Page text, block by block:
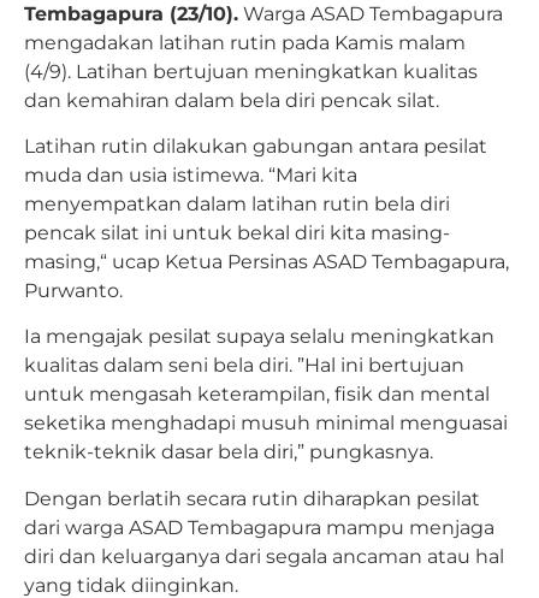
Tembagapura (23/10). Warga ASAD Tembagapura
mengadakan latihan rutin pada Kamis malam
(4/9). Latihan bertujuan meningkatkan kualitas
dan kemahiran dalam bela diri pencak silat.
Latihan rutin dilakukan gabungan antara pesilat
muda dan usia istimewa. “Mari kita
menyempatkan dalam latihan rutin bela diri
pencak silat ini untuk bekal diri kita masing-
masing,“ ucap Ketua Persinas ASAD Tembagapura,
Purwanto.
Ia mengajak pesilat supaya selalu meningkatkan
kualitas dalam seni bela diri. ”Hal ini bertujuan
untuk mengasah keterampilan, fisik dan mental
seketika menghadapi musuh minimal menguasai
teknik-teknik dasar bela diri,” pungkasnya.
Dengan berlatih secara rutin diharapkan pesilat
dari warga ASAD Tembagapura mampu menjaga
diri dan keluarganya dari segala ancaman atau hal
yang tidak diinginkan.